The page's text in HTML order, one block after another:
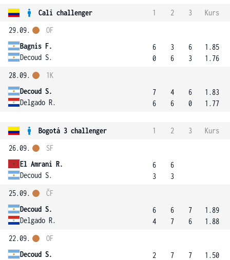
Cali challenger 1 2 3
Kurs
29.09.
Bagnis F.
Decoud S.
OF
6
0
3
6
6
3
1.85
1.76
28.09.
Decoud S.
Delgado R.
1K
7
6
4
6
6
0
1.83
1.77
Bogotá 3 challenger 1 2 3
Kurs
26.09.
El Amrani R.
Decoud S.
SF
6
3
6
3
25.09.
Decoud S.
Delgado R.
ČF
6
4
6
7
7
6
1.89
1.88
22.09.
Decoud S.
OF
2
7
7
1.50